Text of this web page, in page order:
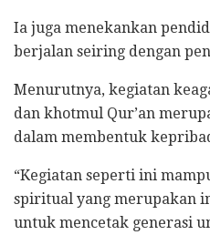
Ia juga menekankan
berjalan seiring dengan
Menurutnya, kegiatan
dan khotmul Qur’an
dalam membentuk
“Kegiatan seperti ini
spiritual yang merupakan
untuk mencetak generasi